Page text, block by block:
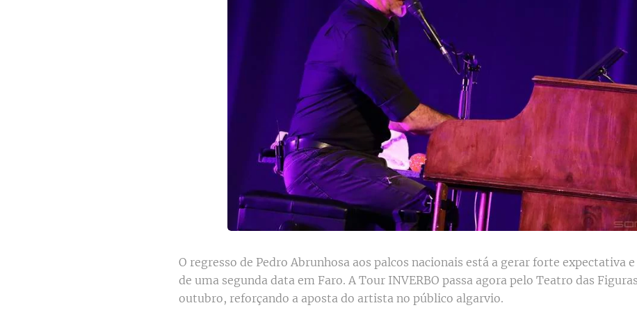
O regresso de Pedro Abrunhosa aos palcos nacionais está a gerar forte expectativa
de uma segunda data em Faro. A Tour INVERBO passa agora pelo Teatro das
outubro, reforçando a aposta do artista no público algarvio.